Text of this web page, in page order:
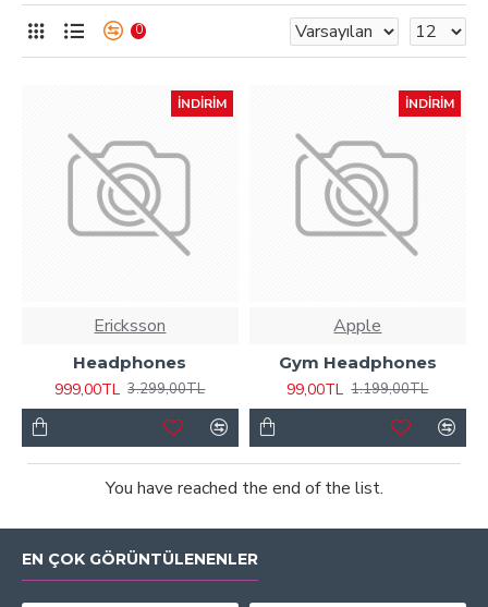
0
İNDIRIM
Ericksson
Headphones
999,00TL 3.299,00TL
İNDIRIM
Apple
Gym Headphones
99,00TL 1.199,00TL
You have reached the end of the list.
EN ÇOK GÖRÜNTÜLENENLER